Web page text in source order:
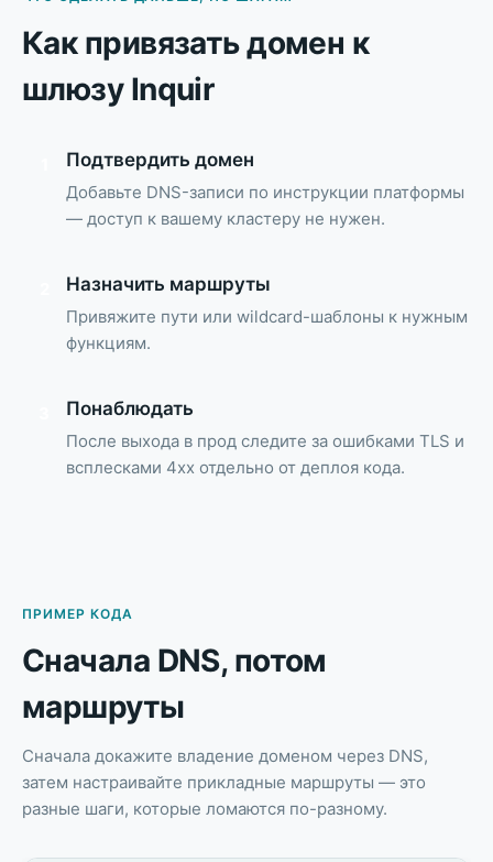
Как привязать домен к
шлюзу Inquir
Подтвердить домен
Добавьте DNS-записи по инструкции платформы
— доступ к вашему кластеру не нужен.
Назначить маршруты
Привяжите пути или wildcard-шаблоны к нужным
функциям.
Понаблюдать
После выхода в прод следите за ошибками TLS и
всплесками 4xx отдельно от деплоя кода.
ПРИМЕР КОДА
Сначала DNS, потом
маршруты
Сначала докажите владение доменом через DNS,
затем настраивайте прикладные маршруты — это
разные шаги, которые ломаются по-разному.